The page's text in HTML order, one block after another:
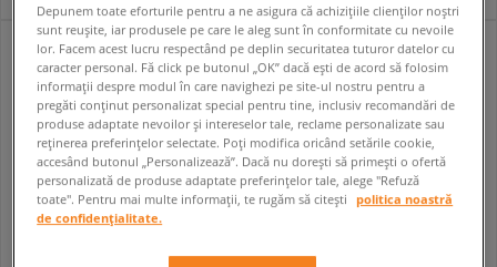
Depunem toate eforturile pentru a ne asigura că achizițiile clienților noștri
sunt reușite, iar produsele pe care le aleg sunt în conformitate cu nevoile
lor. Facem acest lucru respectând pe deplin securitatea tuturor datelor cu
caracter personal. Fă click pe butonul „OK” dacă ești de acord să folosim
informații despre modul în care navighezi pe site-ul nostru pentru a
pregăti conținut personalizat special pentru tine, inclusiv recomandări de
produse adaptate nevoilor și intereselor tale, reclame personalizate sau
reținerea preferințelor selectate. Poți modifica oricând setările cookie,
accesând butonul „Personalizează”. Dacă nu dorești să primești o ofertă
personalizată de produse adaptate preferințelor tale, alege "Refuză
toate". Pentru mai multe informații, te rugăm să citești
politica noastră
de confidențialitate.